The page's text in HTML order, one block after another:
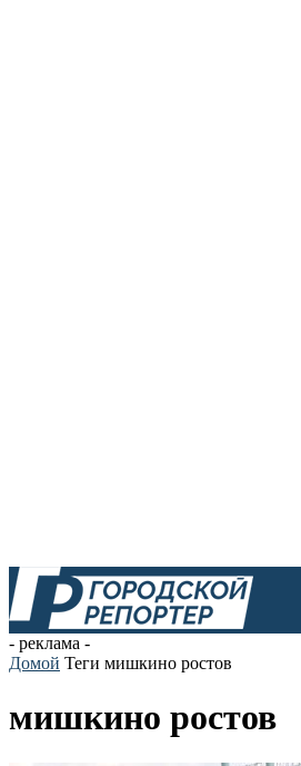
- реклама -
Домой Теги мишкино ростов
мишкино ростов